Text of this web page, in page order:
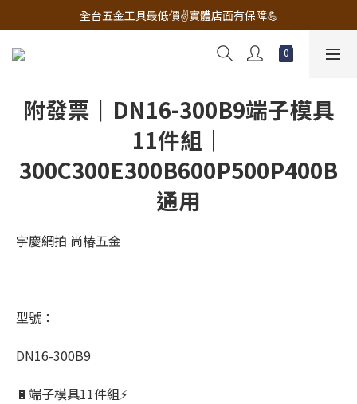
🔧電動工具&五金唯一首選 宇慶五金網拍🔧
全台五金工具最低價✌️實體店面有保障💪
配有專業維修部門🔧品質保修一年📌
附發票｜DN16-300B9端子模具
11件組｜
300C300E300B600P500P400B
通用
宇慶網拍 尚椿五金
型號：
DN16-300B9
🔋端子模具11件組⚡